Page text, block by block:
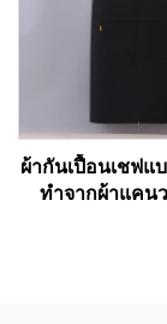
ผ้ากันเปื้อนเชฟแ
ทำจากผ้าแคน